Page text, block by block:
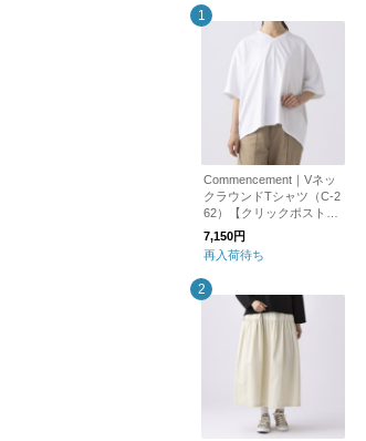
Commencement｜Vネッ
クラウンドTシャツ（C-2
62）【クリックポスト対
応】
7,150円
再入荷待ち